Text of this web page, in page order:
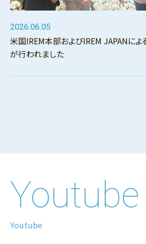
2026.06.05
米国IREM本部およびIREM JAPANに
が行われました
Youtube
Youtube